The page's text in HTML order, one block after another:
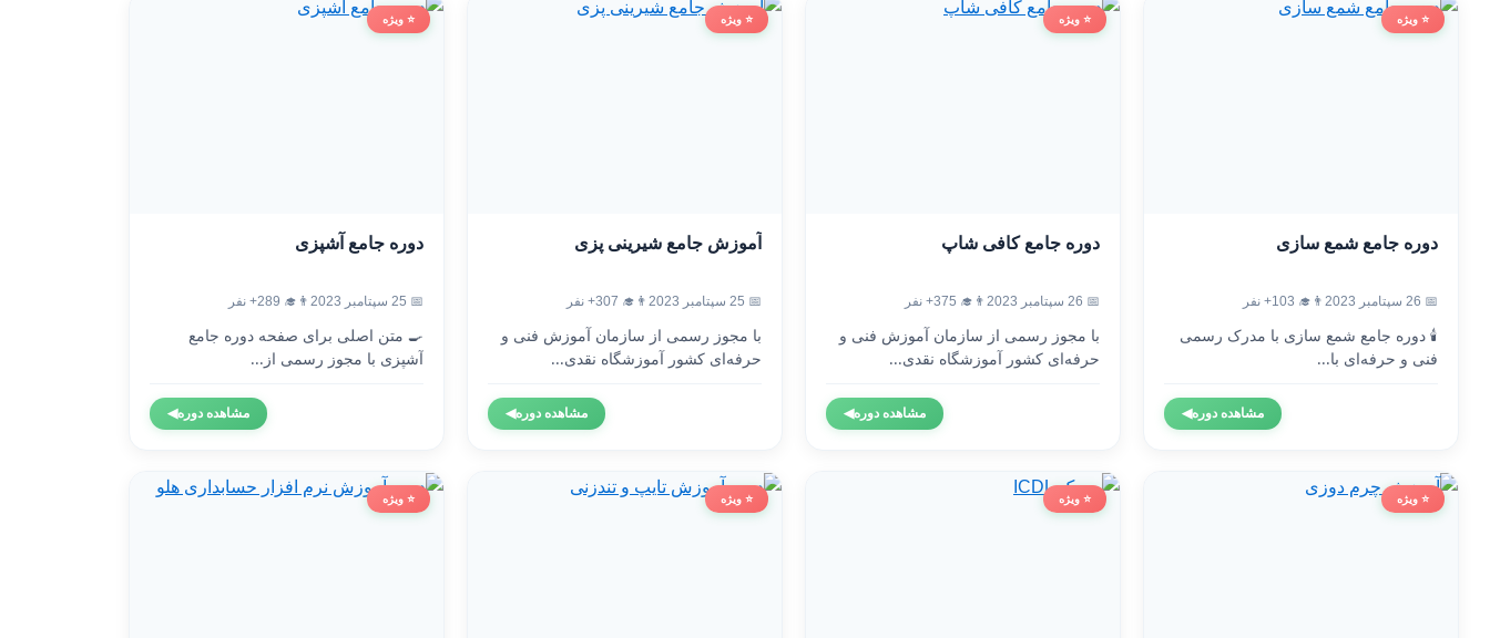
⭐ ویژه
دوره جامع شمع سازی
📅 26 سپتامبر 2023 👨‍🎓 103+ نفر
🕯️ دوره جامع شمع سازی با مدرک رسمی
فنی و حرفه‌ای با...
مشاهده دوره◀
⭐ ویژه
دوره جامع کافی شاپ
📅 26 سپتامبر 2023 👨‍🎓 375+ نفر
با مجوز رسمی از سازمان آموزش فنی و
حرفه‌ای کشور آموزشگاه نقدی...
مشاهده دوره◀
⭐ ویژه
آموزش جامع شیرینی پزی
📅 25 سپتامبر 2023 👨‍🎓 307+ نفر
با مجوز رسمی از سازمان آموزش فنی و
حرفه‌ای کشور آموزشگاه نقدی...
مشاهده دوره◀
⭐ ویژه
دوره جامع آشپزی
📅 25 سپتامبر 2023 👨‍🎓 289+ نفر
🍳 متن اصلی برای صفحه دوره جامع
آشپزی با مجوز رسمی از...
مشاهده دوره◀
⭐ ویژه ⭐ ویژه ⭐ ویژه ⭐ ویژه